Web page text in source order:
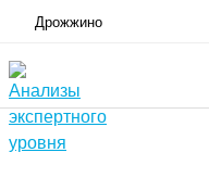
Дрожжино